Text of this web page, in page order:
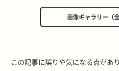
画像ギャラリー（
この記事に誤りや気になる点があ